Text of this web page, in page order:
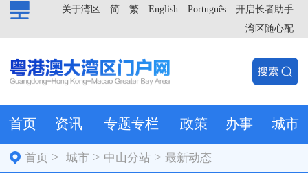
开启长者助手
Português
English
繁
简
关于湾区
湾区随心配
首页 资讯 专题专栏 政策 办事 城市
首页 >城市 > 中山分站 >最新动态